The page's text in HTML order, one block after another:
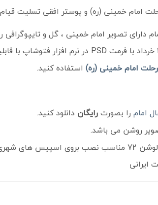
تصویر امام خمینی ، گل و تایپوگرافی
رحلت امام خمینی (ره) استفاده کنید.
امامرا بصورت رایگان دانلود کنید.
ایرانی